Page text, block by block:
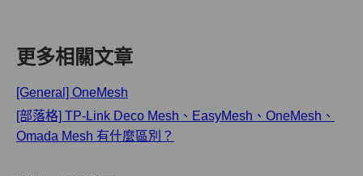
更多相關文章
[General] OneMesh
[部落格] TP-Link Deco Mesh、EasyMesh、OneMesh、
Omada Mesh 有什麼區別？